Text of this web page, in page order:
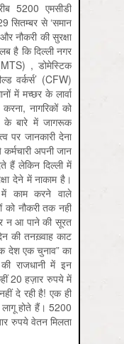
5200 एमसीडी
सितम्बर से ‘समान
नौकरी की सुरक्षा
है कि दिल्ली नगर
, डोमेस्टिक
वर्कर्स’ (CFW)
में मच्छर के लार्वा
नागरिकों को
के बारे में जागरूक
जानकारी देना
अपनी जान
हैं लेकिन दिल्ली में
देने में नाकाम है।
में काम करने वाले
को नौकरी तक नहीं
न आ पाने की सूरत
की तनख़्वाह काट
देश एक चुनाव” का
राजधानी में इन
20 हज़ार रुपये में
दे रही है! एक ही
होते हैं। 5200
रुपये वेतन मिलता